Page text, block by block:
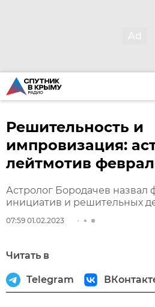
Решительность и
импровизация:
лейтмотив
Астролог Бородачев
инициатив и решительных
07:59 01.02.2023
Читать в
Telegram